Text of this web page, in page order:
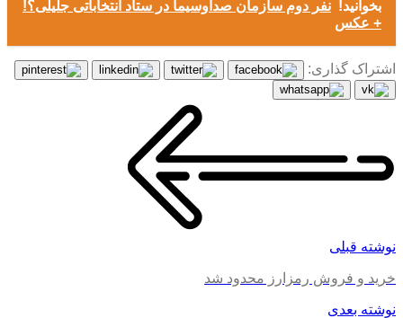
بخوانید! نفر دوم سازمان صداوسیما در ستاد انتخاباتی جلیلی؟!
+ عکس
اشتراک گذاری:
نوشته قبلی
خرید و فروش رمزارز محدود شد
نوشته بعدی